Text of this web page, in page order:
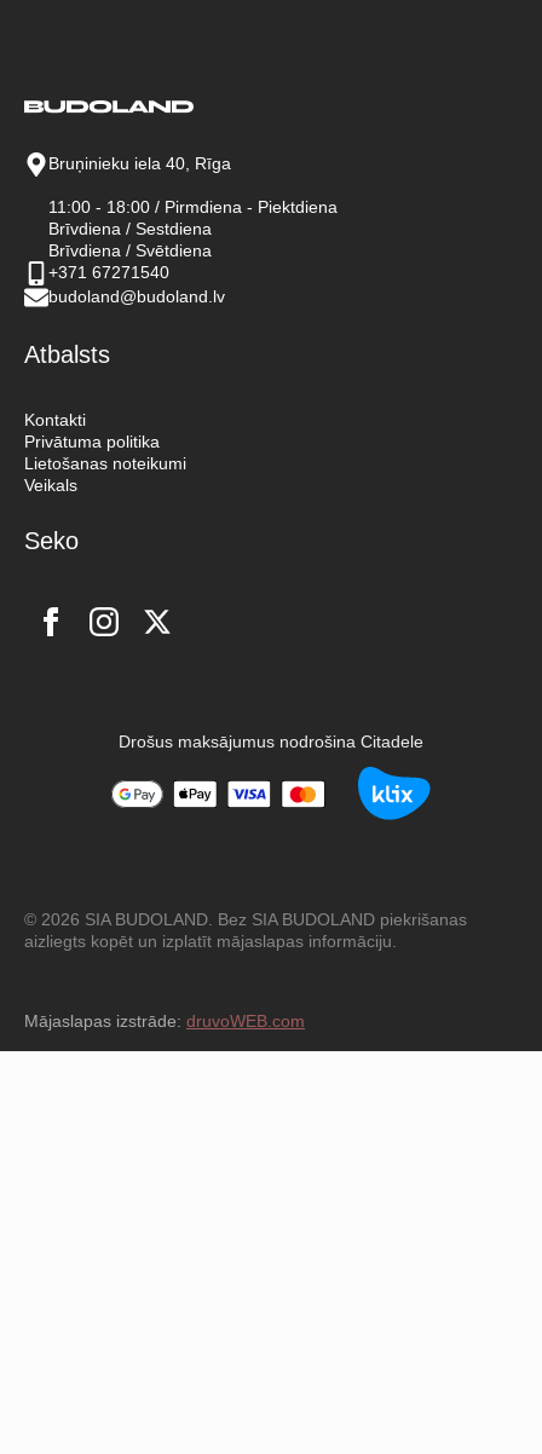
Bruņinieku iela 40, Rīga
11:00 - 18:00 / Pirmdiena - Piektdiena
Brīvdiena / Sestdiena
Brīvdiena / Svētdiena
+371 67271540
budoland@budoland.lv
Atbalsts
Kontakti
Privātuma politika
Lietošanas noteikumi
Veikals
Seko
Drošus maksājumus nodrošina Citadele
© 2026 SIA BUDOLAND. Bez SIA BUDOLAND piekrišanas
aizliegts kopēt un izplatīt mājaslapas informāciju.
Mājaslapas izstrāde: druvoWEB.com